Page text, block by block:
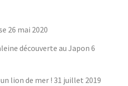
26 mai 2020
découverte au Japon 6
lion de mer ! 31 juillet 2019